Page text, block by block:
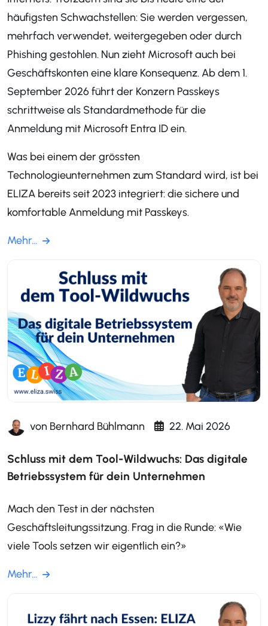
häufigsten Schwachstellen: Sie werden vergessen,
mehrfach verwendet, weitergegeben oder durch
Phishing gestohlen. Nun zieht Microsoft auch bei
Geschäftskonten eine klare Konsequenz. Ab dem 1.
September 2026 führt der Konzern Passkeys
schrittweise als Standardmethode für die
Anmeldung mit Microsoft Entra ID ein.
Was bei einem der grössten
Technologieunternehmen zum Standard wird, ist bei
ELIZA bereits seit 2023 integriert: die sichere und
komfortable Anmeldung mit Passkeys.
Mehr...
von Bernhard Bühlmann 22. Mai 2026
Schluss mit dem Tool-Wildwuchs: Das digitale
Betriebssystem für dein Unternehmen
Mach den Test in der nächsten
Geschäftsleitungssitzung. Frag in die Runde: «Wie
viele Tools setzen wir eigentlich ein?»
Mehr...